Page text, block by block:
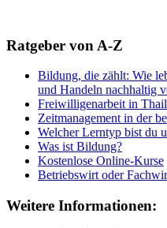
Ratgeber von A-Z
Bildung, die zählt: Wie
und Handeln nachhaltig
Freiwilligenarbeit in
Zeitmanagement in der
Welcher Lerntyp bist du
Was ist Bildung?
Kostenlose Online-Kurse
Betriebswirt oder
Weitere Informationen: